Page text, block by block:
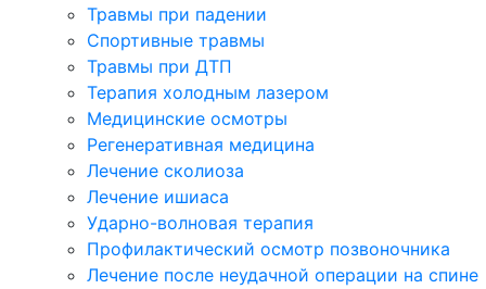
Травмы при падении
Спортивные травмы
Травмы при ДТП
Терапия холодным лазером
Медицинские осмотры
Регенеративная медицина
Лечение сколиоза
Лечение ишиаса
Ударно-волновая терапия
Профилактический осмотр позвоночника
Лечение после неудачной операции на спине